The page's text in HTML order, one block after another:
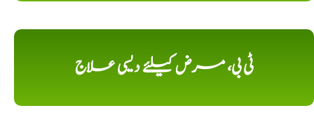
ٹی بی، مرض کیلئے دیسی علاج